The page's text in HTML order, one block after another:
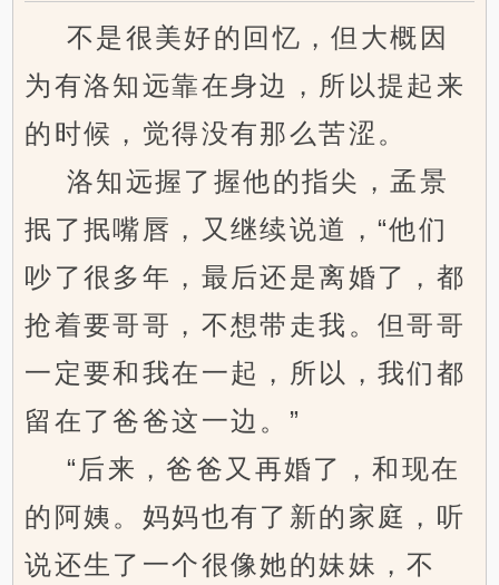
不是很美好的回忆，但大概因
为有洛知远靠在身边，所以提起来
的时候，觉得没有那么苦涩。
洛知远握了握他的指尖，孟景
抿了抿嘴唇，又继续说道，“他们
吵了很多年，最后还是离婚了，都
抢着要哥哥，不想带走我。但哥哥
一定要和我在一起，所以，我们都
留在了爸爸这一边。”
“后来，爸爸又再婚了，和现在
的阿姨。妈妈也有了新的家庭，听
说还生了一个很像她的妹妹，不